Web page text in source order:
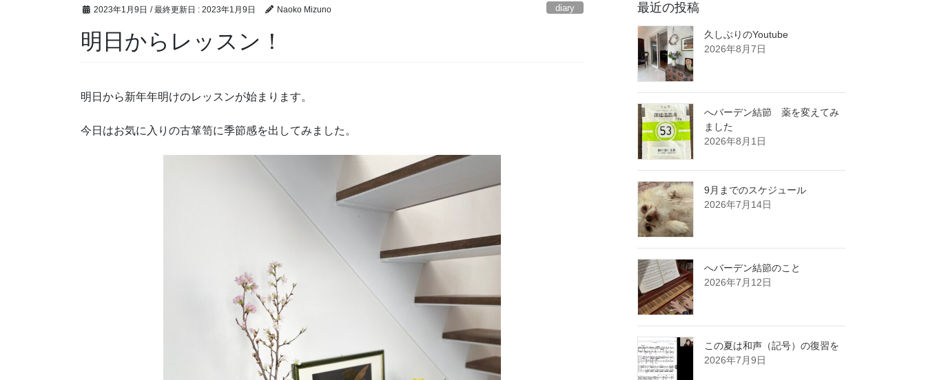
2023年1月9日 / 最終更新日 : 2023年1月9日 Naoko Mizuno diary
明日からレッスン！
明日から新年年明けのレッスンが始まります。
今日はお気に入りの古箪笥に季節感を出してみました。
最近の投稿
久しぶりのYoutube
2026年8月7日
へバーデン結節 薬を変えてみ
ました
2026年8月1日
9月までのスケジュール
2026年7月14日
へバーデン結節のこと
2026年7月12日
この夏は和声（記号）の復習を
2026年7月9日